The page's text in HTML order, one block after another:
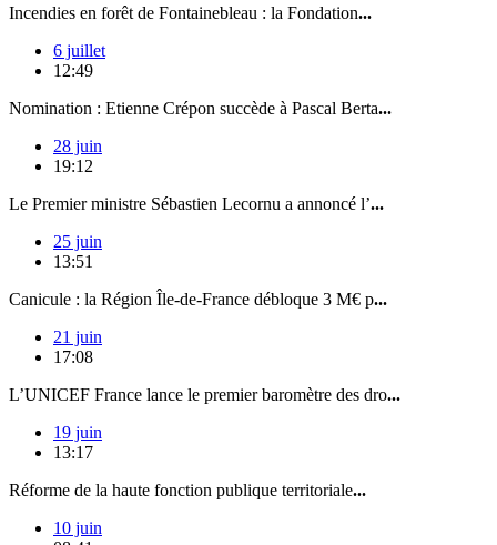
Incendies en forêt de Fontainebleau : la Fondation...
6 juillet
12:49
Nomination : Etienne Crépon succède à Pascal Berta...
28 juin
19:12
Le Premier ministre Sébastien Lecornu a annoncé l’...
25 juin
13:51
Canicule : la Région Île-de-France débloque 3 M€ p...
21 juin
17:08
L’UNICEF France lance le premier baromètre des dro...
19 juin
13:17
Réforme de la haute fonction publique territoriale...
10 juin